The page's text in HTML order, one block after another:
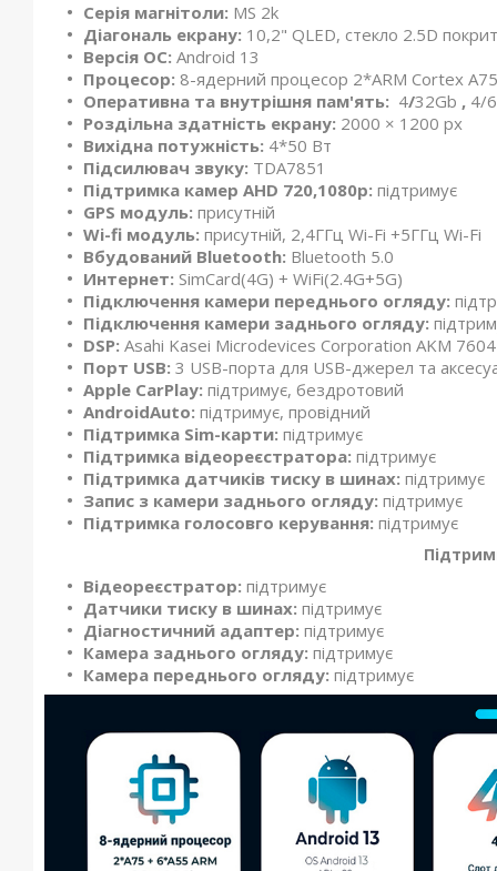
Серія магнітоли: MS 2k
Діагональ екрану: 10,2" QLED, стекло 2.5D
Версія ОС: Android 13
Процесор: 8-ядерний процесор 2*ARM Cortex
Оперативна та внутрішня пам'ять: 4/32Gb , 4/
Роздільна здатність екрану: 2000 × 1200 px
Вихідна потужність: 4*50 Вт
Підсилювач звуку: TDA7851
Підтримка камер AHD 720,1080р: підтримує
GPS модуль: присутній
Wi-fi модуль: присутній, 2,4ГГц Wi-Fi +5ГГц Wi-Fi
Вбудований Bluetooth: Bluetooth 5.0
Интернет: SimCard(4G) + WiFi(2.4G+5G)
Підключення камери переднього огляду:
Підключення камери заднього огляду:
DSP: Asahi Kasei Microdevices Corporation AKM 7604
Порт USB: 3 USB-порта для USB-джерел та
Apple CarPlay: підтримує, бездротовий
AndroidAuto: підтримує, провідний
Підтримка Sim-карти: підтримує
Підтримка відеореєстратора: підтримує
Підтримка датчиків тиску в шинах: підтримує
Запис з камери заднього огляду: підтримує
Підтримка голосовго керування: підтримує
Відеореєстратор: підтримує
Датчики тиску в шинах: підтримує
Діагностичний адаптер: підтримує
Камера заднього огляду: підтримує
Камера переднього огляду: підтримує